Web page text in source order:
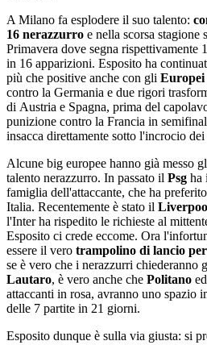
A Milano fa esplodere il suo talento:
16 nerazzurro e nella scorsa
Primavera dove segna rispettivamente
in 16 apparizioni. Esposito ha
più che positive anche con gli Europei
contro la Germania e due rigori
di Austria e Spagna, prima del
punizione contro la Francia in
insacca direttamente sotto l'incrocio
Alcune big europee hanno già messo
talento nerazzurro. In passato il Psg ha
famiglia dell'attaccante, che ha
Italia. Recentemente è stato il
l'Inter ha rispedito le richieste al
Esposito ci crede eccome. Ora
essere il vero trampolino di lancio
se è vero che i nerazzurri chiederanno
Lautaro, è vero anche che Politano
attaccanti in rosa, avranno uno spazio
delle 7 partite in 21 giorni.
Esposito dunque è sulla via giusta: si